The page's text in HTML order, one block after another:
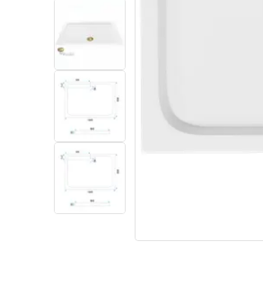
Umivaonici
Kade i paravani
Miješalice, pipe, slavine
Tuševi